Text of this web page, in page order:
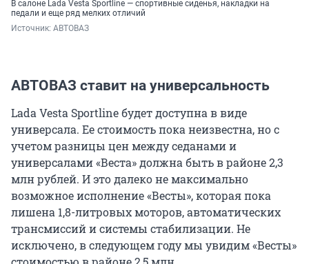
В салоне Lada Vesta Sportline — спортивные сиденья, накладки на
педали и еще ряд мелких отличий
Источник: АВТОВАЗ
АВТОВАЗ ставит на универсальность
Lada Vesta Sportline будет доступна в виде
универсала. Ее стоимость пока неизвестна, но с
учетом разницы цен между седанами и
универсалами «Веста» должна быть в районе 2,3
млн рублей. И это далеко не максимально
возможное исполнение «Весты», которая пока
лишена 1,8-литровых моторов, автоматических
трансмиссий и системы стабилизации. Не
исключено, в следующем году мы увидим «Весты»